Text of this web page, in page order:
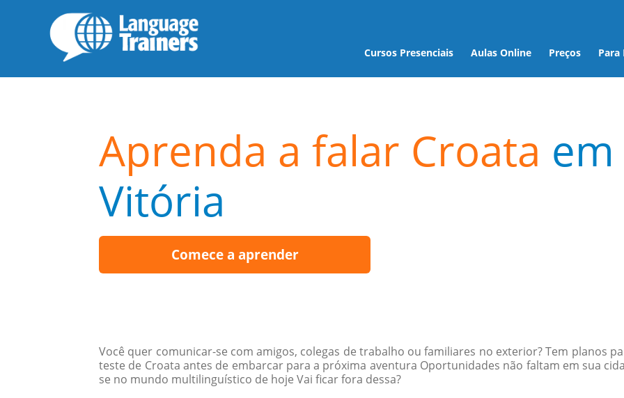
Cursos Presenciais Aulas Online Preços Para
Aprenda a falar Croata em
Vitória
Comece a aprender
Você quer comunicar-se com amigos, colegas de trabalho ou familiares no exterior? Tem planos
teste de Croata antes de embarcar para a próxima aventura Oportunidades não faltam em sua
se no mundo multilinguístico de hoje Vai ficar fora dessa?